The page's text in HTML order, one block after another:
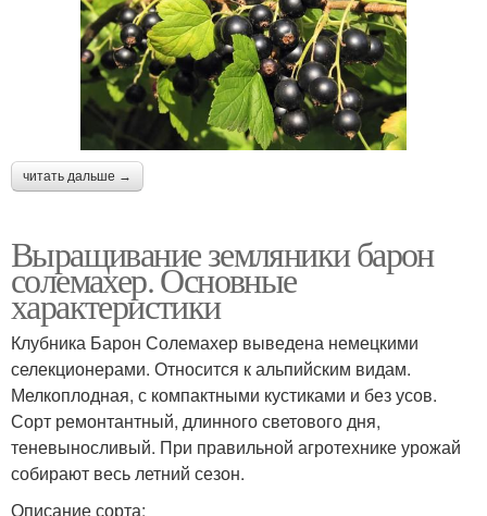
читать дальше →
Выращивание земляники барон
солемахер. Основные
характеристики
Клубника Барон Солемахер выведена немецкими
селекционерами. Относится к альпийским видам.
Мелкоплодная, с компактными кустиками и без усов.
Сорт ремонтантный, длинного светового дня,
теневыносливый. При правильной агротехнике урожай
собирают весь летний сезон.
Описание сорта: